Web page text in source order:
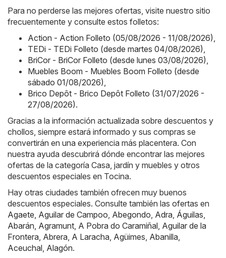
Para no perderse las mejores ofertas, visite nuestro sitio
frecuentemente y consulte estos folletos:
Action - Action Folleto (05/08/2026 - 11/08/2026)
TEDi - TEDi Folleto (desde martes 04/08/2026)
BriCor - BriCor Folleto (desde lunes 03/08/2026)
Muebles Boom - Muebles Boom Folleto (desde
sábado 01/08/2026)
Brico Depôt - Brico Depôt Folleto (31/07/2026 -
27/08/2026).
Gracias a la información actualizada sobre descuentos y
chollos, siempre estará informado y sus compras se
convertirán en una experiencia más placentera. Con
nuestra ayuda descubrirá dónde encontrar las mejores
ofertas de la categoría Casa, jardín y muebles y otros
descuentos especiales en Tocina.
Hay otras ciudades también ofrecen muy buenos
descuentos especiales. Consulte también las ofertas en
Agaete Aguilar de Campoo Abegondo Adra Águilas
Abarán Agramunt A Pobra do Caramiñal Aguilar de la
Frontera Abrera A Laracha Agüimes Abanilla
Aceuchal Alagón.